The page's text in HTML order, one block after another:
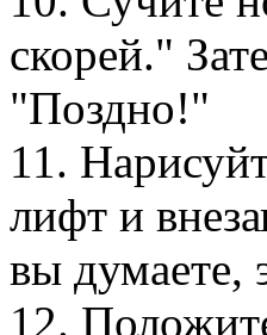
скорей."
"Поздно!"
11.
лифт и
вы думаете,
12.